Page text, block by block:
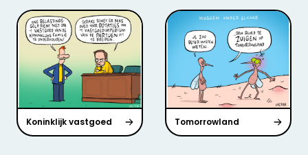
Koninklijk vastgoed Tomorrowland